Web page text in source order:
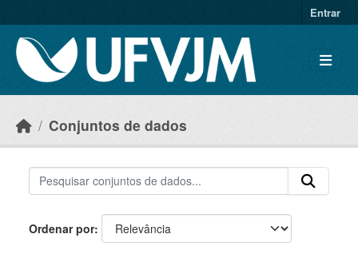
Entrar
Conjuntos de dados
Ordenar por